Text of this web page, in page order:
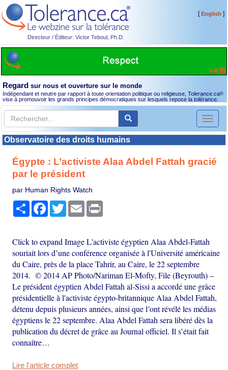
Directeur / Éditeur: Victor Teboul, Ph.D.
[English ]
Regard sur nous et ouverture sur le monde
Indépendant et neutre par rapport à toute orientation politique ou religieuse, Tolerance.ca®
vise à promouvoir les grands principes démocratiques sur lesquels repose la tolérance.
Toggle
Observatoire des droits humains
Égypte : L’activiste Alaa Abdel Fattah gracié
par le président
par Human Rights Watch
PartagerFacebook
TwitterEmail
Click to expand Image L'activiste égyptien Alaa Abdel-Fattah
souriait lors d’une conférence organisée à l'Université américaine
du Caire, près de la place Tahrir, au Caire, le 22 septembre
2014. © 2014 AP Photo/Nariman El-Mofty, File (Beyrouth) –
Le président égyptien Abdel Fattah al-Sissi a accordé une grâce
présidentielle à l'activiste égypto-britannique Alaa Abdel Fattah,
détenu depuis plusieurs années, ainsi que l’ont révélé les médias
égyptiens le 22 septembre. Alaa Abdel Fattah sera libéré dès la
publication du décret de grâce au Journal officiel. Il s’était fait
connaître…
Lire l'article complet